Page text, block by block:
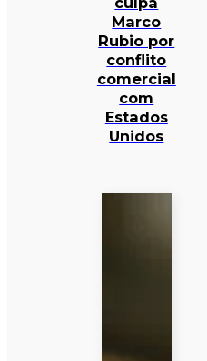
Marco
Rubio por
conflito
comercial
com
Estados
Unidos